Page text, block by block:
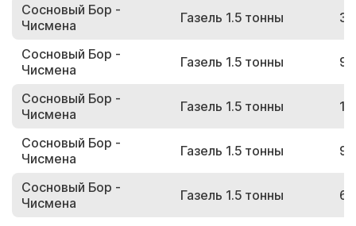
Сосновый Бор -
Чисмена
Газель 1.5 тонны
Сосновый Бор -
Чисмена
Газель 1.5 тонны
Сосновый Бор -
Чисмена
Газель 1.5 тонны
Сосновый Бор -
Чисмена
Газель 1.5 тонны
Сосновый Бор -
Чисмена
Газель 1.5 тонны